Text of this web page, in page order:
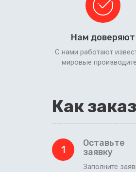
Нам доверяют
С нами работают
мировые
Как
1
Оставьте
заявку
Заполните